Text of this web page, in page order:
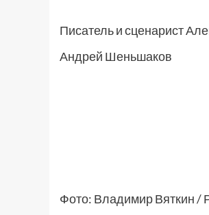
Писатель и сценарист
Андрей Шеньшаков
Фото: Владимир Вяткин /